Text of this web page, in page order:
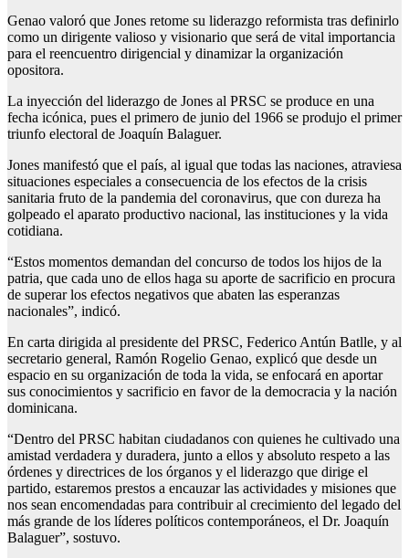
Genao valoró que Jones retome su liderazgo reformista tras definirlo
como un dirigente valioso y visionario que será de vital importancia
para el reencuentro dirigencial y dinamizar la organización
opositora.
La inyección del liderazgo de Jones al PRSC se produce en una
fecha icónica, pues el primero de junio del 1966 se produjo el primer
triunfo electoral de Joaquín Balaguer.
Jones manifestó que el país, al igual que todas las naciones, atraviesa
situaciones especiales a consecuencia de los efectos de la crisis
sanitaria fruto de la pandemia del coronavirus, que con dureza ha
golpeado el aparato productivo nacional, las instituciones y la vida
cotidiana.
“Estos momentos demandan del concurso de todos los hijos de la
patria, que cada uno de ellos haga su aporte de sacrificio en procura
de superar los efectos negativos que abaten las esperanzas
nacionales”, indicó.
En carta dirigida al presidente del PRSC, Federico Antún Batlle, y al
secretario general, Ramón Rogelio Genao, explicó que desde un
espacio en su organización de toda la vida, se enfocará en aportar
sus conocimientos y sacrificio en favor de la democracia y la nación
dominicana.
“Dentro del PRSC habitan ciudadanos con quienes he cultivado una
amistad verdadera y duradera, junto a ellos y absoluto respeto a las
órdenes y directrices de los órganos y el liderazgo que dirige el
partido, estaremos prestos a encauzar las actividades y misiones que
nos sean encomendadas para contribuir al crecimiento del legado del
más grande de los líderes políticos contemporáneos, el Dr. Joaquín
Balaguer”, sostuvo.